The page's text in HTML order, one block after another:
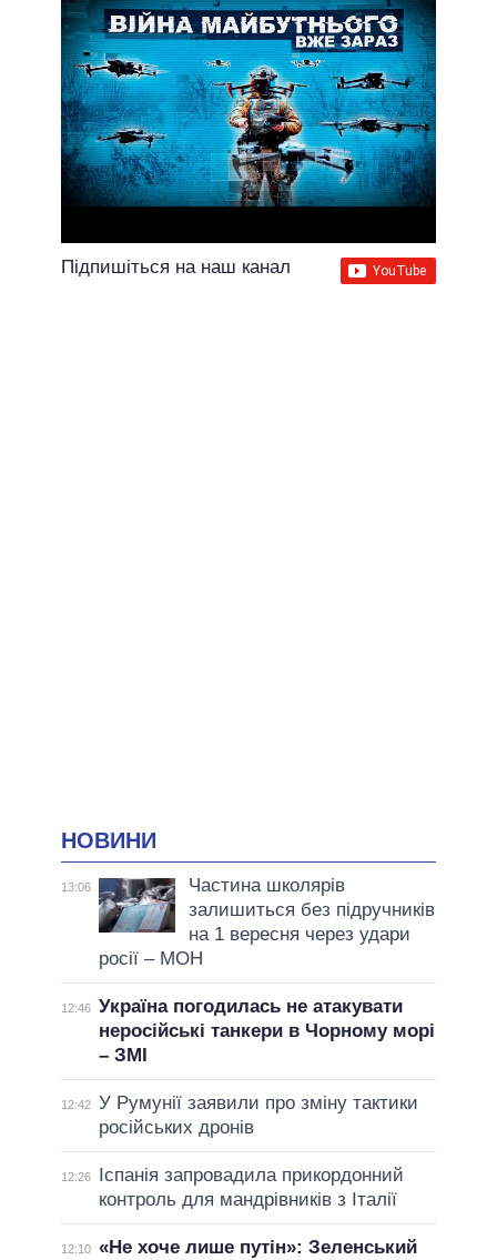
Підпишіться на наш канал
НОВИНИ
13:06
Частина школярів
залишиться без підручників
на 1 вересня через удари
росії – МОН
12:46 Україна погодилась не атакувати
неросійські танкери в Чорному морі
– ЗМІ
12:42 У Румунії заявили про зміну тактики
російських дронів
12:26
Іспанія запровадила прикордонний
контроль для мандрівників з Італії
12:10 «Не хоче лише путін»: Зеленський